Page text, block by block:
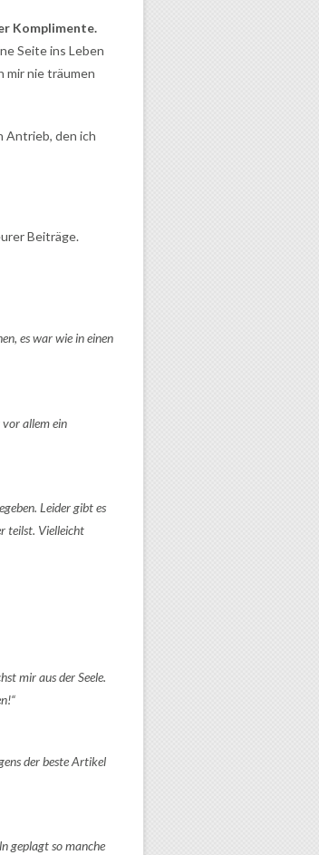
Komplimente.
Seite ins Leben
mir nie träumen
Antrieb, den ich
Beiträge.
es war wie in einen
allem ein
Leider gibt es
teilst. Vielleicht
mir aus der Seele.
der beste Artikel
geplagt so manche